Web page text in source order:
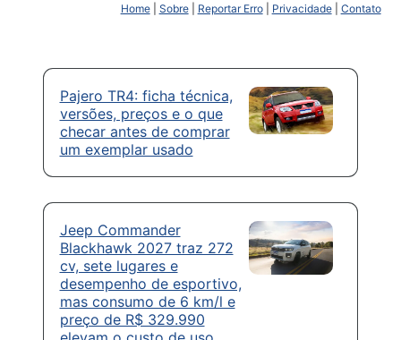
Home| Sobre| Reportar Erro| Privacidade| Contato
Pajero TR4: ficha técnica,
versões, preços e o que
checar antes de comprar
um exemplar usado
Jeep Commander
Blackhawk 2027 traz 272
cv, sete lugares e
desempenho de esportivo,
mas consumo de 6 km/l e
preço de R$ 329.990